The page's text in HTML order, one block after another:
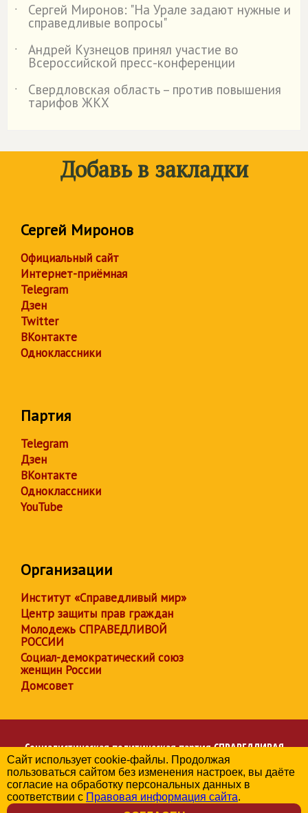
˙
Сергей Миронов: "На Урале задают нужные и
справедливые вопросы"
˙
Андрей Кузнецов принял участие во
Всероссийской пресс-конференции
˙
Свердловская область – против повышения
тарифов ЖКХ
Добавь в закладки
Сергей Миронов
Официальный сайт
Интернет-приёмная
Telegram
Дзен
Twitter
ВКонтакте
Одноклассники
Партия
Telegram
Дзен
ВКонтакте
Одноклассники
YouTube
Организации
Институт «Справедливый мир»
Центр защиты прав граждан
Молодежь СПРАВЕДЛИВОЙ
РОССИИ
Социал-демократический союз
женщин России
Домсовет
Социалистическая политическая партияСПРАВЕДЛИВАЯ
РОССИЯ
Региональное отделение партии в Свердловской области
© 2006-2026
Политика в отношении обработки персональных данных
Сайт использует cookie-файлы. Продолжая
пользоваться сайтом без изменения настроек, вы даёте
согласие на обработку персональных данных в
соответствии с Правовая информация сайта.